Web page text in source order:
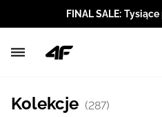
FINAL SALE:
Kolekcje (287)